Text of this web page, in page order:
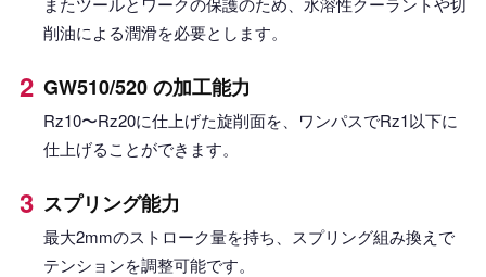
削油による潤滑を必要とします。
GW510/520 の加工能力
Rz10〜Rz20に仕上げた旋削面を、ワンパスでRz1以下に
仕上げることができます。
スプリング能力
最大2mmのストローク量を持ち、スプリング組み換えで
テンションを調整可能です。